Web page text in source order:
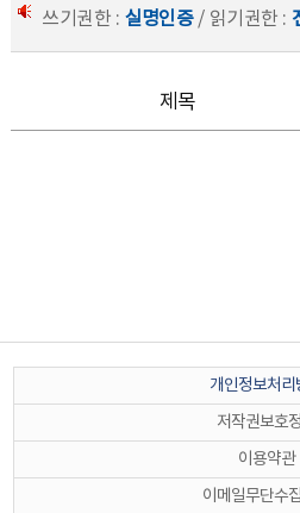
쓰기권한 : 실명인증/ 읽기권한 :
제목
개인정보처리
저작권보호
이용약관
이메일무단수